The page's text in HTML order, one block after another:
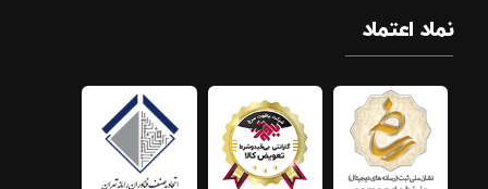
نماد اعتماد